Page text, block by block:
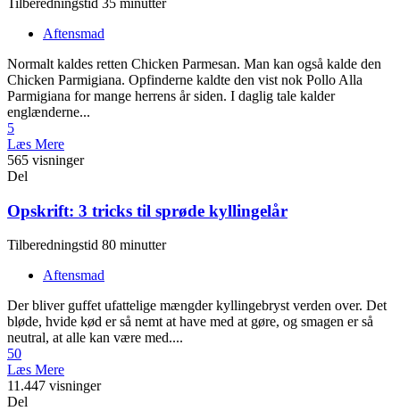
Tilberedningstid 35 minutter
Aftensmad
Normalt kaldes retten Chicken Parmesan. Man kan også kalde den
Chicken Parmigiana. Opfinderne kaldte den vist nok Pollo Alla
Parmigiana for mange herrens år siden. I daglig tale kalder
englænderne...
5
Læs Mere
565 visninger
Del
Opskrift: 3 tricks til sprøde kyllingelår
Tilberedningstid 80 minutter
Aftensmad
Der bliver guffet ufattelige mængder kyllingebryst verden over. Det
bløde, hvide kød er så nemt at have med at gøre, og smagen er så
neutral, at alle kan være med....
50
Læs Mere
11.447 visninger
Del